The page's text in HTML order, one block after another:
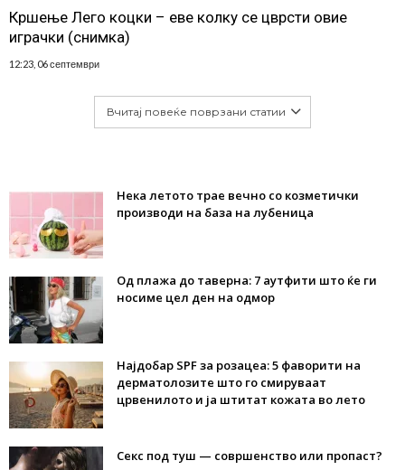
Кршење Лего коцки – еве колку се цврсти овие
играчки (снимка)
12:23, 06 септември
Вчитај повеќе поврзани статии
Нека летото трае вечно со козметички
производи на база на лубеница
Од плажа до таверна: 7 аутфити што ќе ги
носиме цел ден на одмор
Најдобар SPF за розацеа: 5 фаворити на
дерматолозите што го смируваат
црвенилото и ја штитат кожата во лето
Секс под туш — совршенство или пропаст?